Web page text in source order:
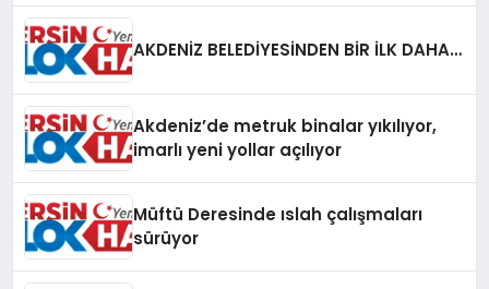
AKDENİZ BELEDİYESİNDEN BİR İLK DAHA…
Akdeniz’de metruk binalar yıkılıyor,
imarlı yeni yollar açılıyor
Müftü Deresinde ıslah çalışmaları
sürüyor